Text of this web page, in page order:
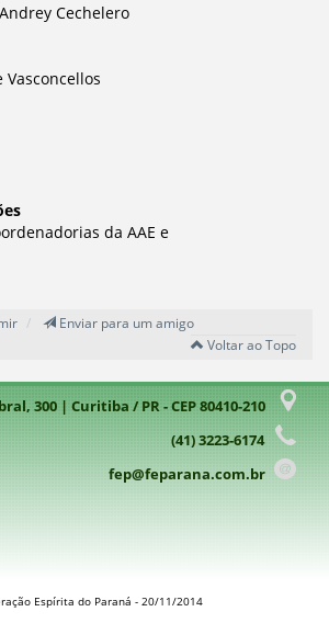
Cechelero
Vasconcellos
da AAE e
Enviar para um amigo
Voltar ao Topo
300 | Curitiba / PR - CEP 80410-210
(41) 3223-6174
fep@feparana.com.br
Espírita do Paraná - 20/11/2014